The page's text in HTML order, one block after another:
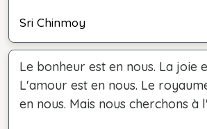
Sri Chinmoy
Le bonheur est en nous. La joie
L'amour est en nous. Le
en nous. Mais nous cherchons à